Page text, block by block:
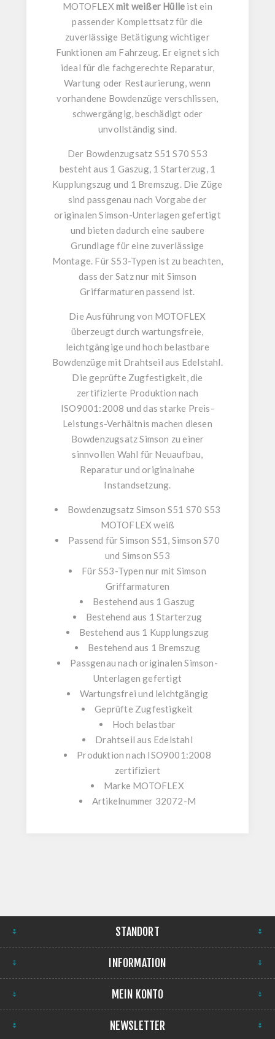
MOTOFLEX mit weißer Hülle ist ein
passender Komplettsatz für die
zuverlässige Betätigung wichtiger
Funktionen am Fahrzeug. Er eignet sich
ideal für die fachgerechte Reparatur,
Wartung oder Restaurierung, wenn
vorhandene Bowdenzüge verschlissen,
schwergängig, beschädigt oder
unvollständig sind.
Der Bowdenzugsatz S51 S70 S53
besteht aus 1 Gaszug, 1 Starterzug, 1
Kupplungszug und 1 Bremszug. Die Züge
sind passgenau nach Vorgabe der
originalen Simson-Unterlagen gefertigt
und bieten dadurch eine saubere
Grundlage für eine zuverlässige
Montage. FürS53-Typen ist zu beachten,
dass der Satz nur mit Simson
Griffarmaturen passend ist.
Die Ausführung von MOTOFLEX
überzeugt durch wartungsfreie,
leichtgängige und hoch belastbare
Bowdenzüge mit Drahtseil aus Edelstahl.
Die geprüfte Zugfestigkeit, die
zertifizierte Produktion nach
ISO9001:2008 und das starke Preis-
Leistungs-Verhältnis machen diesen
Bowdenzugsatz Simson zu einer
sinnvollen Wahl für Neuaufbau,
Reparatur und originalnahe
Instandsetzung.
Bowdenzugsatz Simson S51 S70 S53
MOTOFLEX weiß
Passend fürSimson S51 , Simson S70
und Simson S53
FürS53-Typen nur mit Simson
Griffarmaturen
Bestehend aus 1 Gaszug
Bestehend aus 1 Starterzug
Bestehend aus 1 Kupplungszug
Bestehend aus 1 Bremszug
Passgenau nach originalen Simson-
Unterlagen gefertigt
Wartungsfrei und leichtgängig
Geprüfte Zugfestigkeit
Hoch belastbar
Drahtseil aus Edelstahl
Produktion nach ISO9001:2008
zertifiziert
Marke MOTOFLEX
Artikelnummer 32072-M
STANDORT
INFORMATION
MEIN KONTO
NEWSLETTER